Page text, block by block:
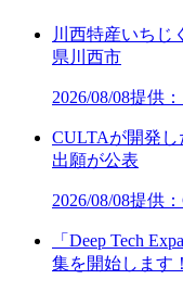
川西特産いちじ
県川西市
2026/08/08提供
CULTAが開発
出願が公表
2026/08/08提供
「Deep Tech
集を開始します！